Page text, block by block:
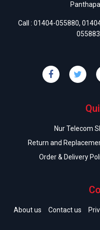
Call : 01404-055880,
055883
Nur Telecom
Return and
Order & Delivery
About us Contact us